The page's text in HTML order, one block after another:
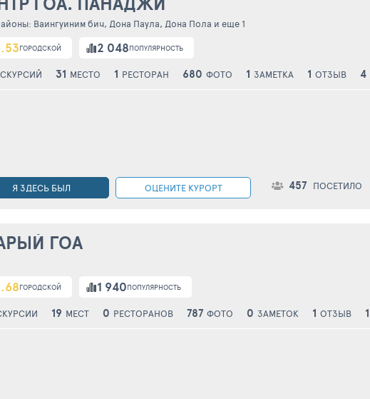
Ваингуиним бич, Дона Паула, Дона Пола и еще 1
ГОРОДСКОЙ 2 048ПОПУЛЯРНОСТЬ
31 МЕСТО 1 РЕСТОРАН 680 ФОТО 1 ЗАМЕТКА 1 ОТЗЫВ 4
Я ЗДЕСЬ БЫЛ ОЦЕНИТЕ КУРОРТ 457 ПОСЕТИЛО
ГОА
ГОРОДСКОЙ 1 940ПОПУЛЯРНОСТЬ
19 МЕСТ 0 РЕСТОРАНОВ 787 ФОТО 0 ЗАМЕТОК 1 ОТЗЫВ 1